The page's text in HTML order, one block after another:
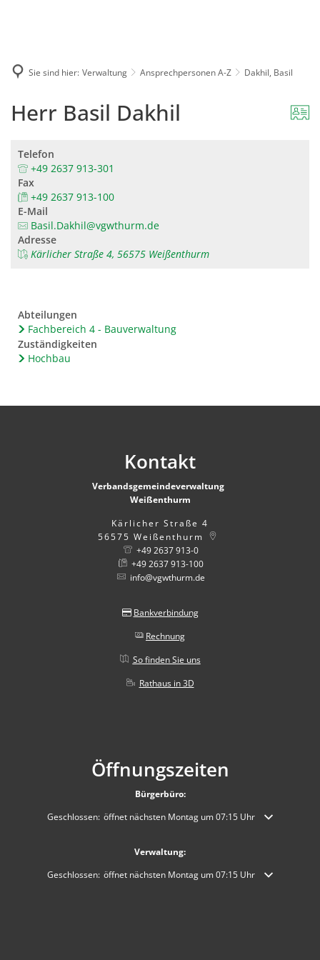
Sie sind hier: Verwaltung Ansprechpersonen A-Z Dakhil, Basil
Herr Basil Dakhil
Telefon
+49 2637 913-301
Fax
+49 2637 913-100
E-Mail
Basil.Dakhil@vgwthurm.de
Adresse
Kärlicher Straße 4, 56575 Weißenthurm
Abteilungen
Fachbereich 4 - Bauverwaltung
Zuständigkeiten
Hochbau
Kontakt
Verbandsgemeindeverwaltung
Weißenthurm
Kärlicher Straße 4
56575 Weißenthurm
+49 2637 913-0
+49 2637 913-100
info@vgwthurm.de
Bankverbindung
Rechnung
So finden Sie uns
Rathaus in 3D
Öffnungszeiten
Bürgerbüro:
Klicken, um weitere Öffnungs- oder Schließzeiten auszublenden
Geschlossen: öffnet nächsten Montag um 07:15 Uhr
Verwaltung:
Klicken, um weitere Öffnungs- oder Schließzeiten auszublenden
Geschlossen: öffnet nächsten Montag um 07:15 Uhr